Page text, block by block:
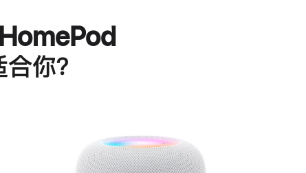
你？
进
一
步